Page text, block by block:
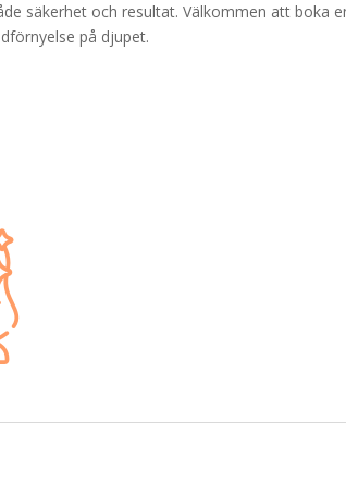
säkerhet och resultat. Välkommen att boka
på djupet.